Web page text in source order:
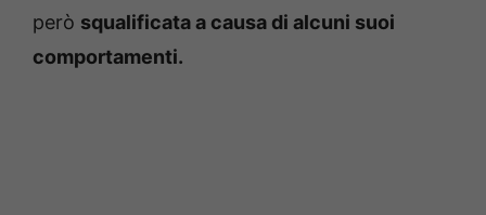
però squalificata a causa di alcuni suoi
comportamenti.